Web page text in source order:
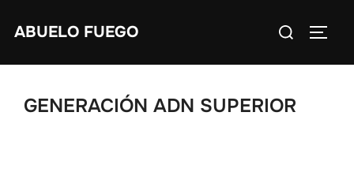
ABUELO FUEGO Buscar:
GENERACIÓN ADN SUPERIOR